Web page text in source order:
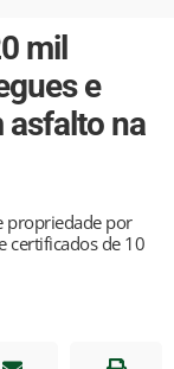
mil
e
asfalto na
propriedade por
certificados de 10